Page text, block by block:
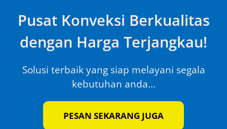
Pusat Konveksi Berkualitas
dengan Harga Terjangkau!
Solusi terbaik yang siap melayani segala
kebutuhan anda...
PESAN SEKARANG JUGA